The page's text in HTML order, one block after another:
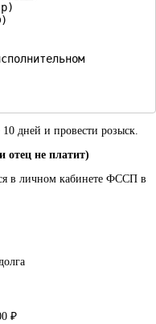
10 дней и провести розыск.
отец не платит)
в личном кабинете ФССП в
₽